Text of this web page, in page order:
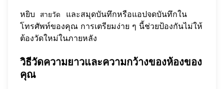
หยิบ สายวัด
และสมุดบันทึกหรือแอปจดบันทึกใน
โทรศัพท์ของคุณ การเตรียมง่าย ๆ นี้ช่วยป้องกันไม่ให้
ต้องวัดใหม่ในภายหลัง
วิธีวัดความยาวและความกว้างของห้องของ
คุณ